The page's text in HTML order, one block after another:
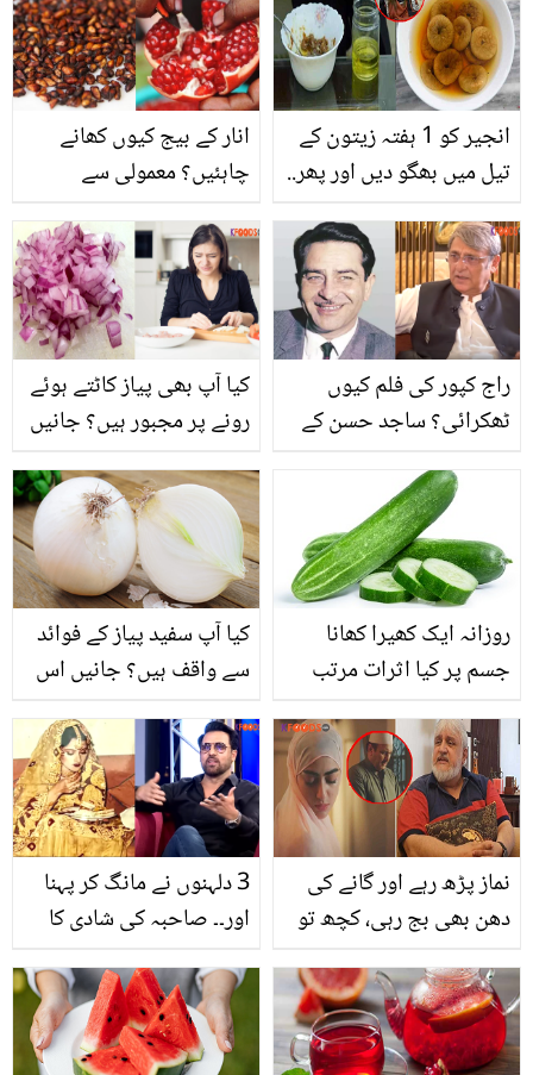
دیکھ کر صدمے کا شکار!
صحافی کو فون کر کے کیا
کہا؟
انار کے بیج کیوں کھانے
چاہئیں؟ معمولی سے
کے قیمتی خزانے، جو آپ کا
جاننا ضروری ہے
انجیر کو 1 ہفتہ زیتون کے
تیل میں بھگو دیں اور پھر..
ایسا طریقہ جس سے چہرہ
بھی دلکش بنے اور بیماریاں
بھی ہوں دور
کیا آپ بھی پیاز کاٹتے ہوئے
رونے پر مجبور ہیں؟ جانیں
آسان ٹوٹکے
راج کپور کی فلم کیوں
ٹھکرائی؟ ساجد حسن کے
حیران کردیا
کیا آپ سفید پیاز کے فوائد
سے واقف ہیں؟ جانیں اس
استعمال جو کریں آپ کی
کئی مشکلات آسان
روزانہ ایک کھیرا کھانا
جسم پر کیا اثرات مرتب
3 دلہنوں نے مانگ کر پہنا
اور۔۔ صاحبہ کی شادی کا
دلچسپ کہانی
نماز پڑھ رہے اور گانے کی
دھن بھی بج رہی، کچھ تو
نماز کے وقت گانا لگانے پر
اداکار خالد انعم پھٹ پڑے